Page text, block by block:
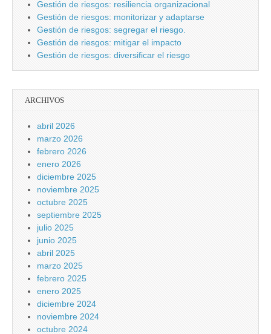
Gestión de riesgos: resiliencia organizacional
Gestión de riesgos: monitorizar y adaptarse
Gestión de riesgos: segregar el riesgo.
Gestión de riesgos: mitigar el impacto
Gestión de riesgos: diversificar el riesgo
ARCHIVOS
abril 2026
marzo 2026
febrero 2026
enero 2026
diciembre 2025
noviembre 2025
octubre 2025
septiembre 2025
julio 2025
junio 2025
abril 2025
marzo 2025
febrero 2025
enero 2025
diciembre 2024
noviembre 2024
octubre 2024